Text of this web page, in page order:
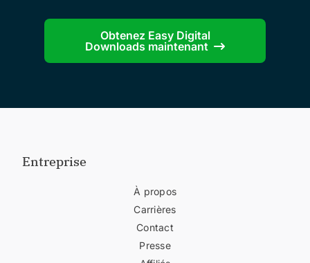
Obtenez Easy Digital
Downloads maintenant
Entreprise
À propos
Carrières
Contact
Presse